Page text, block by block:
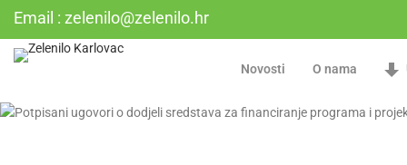
Email : zelenilo@zelenilo.hr
Novosti O nama